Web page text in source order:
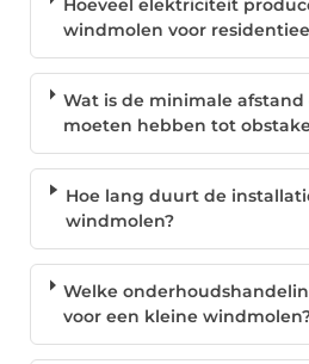
Hoeveel elektriciteit
windmolen voor
Wat is de minimale
moeten hebben tot
Hoe lang duurt de
windmolen?
Welke
voor een kleine